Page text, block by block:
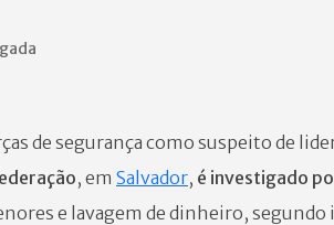
de segurança como suspeito de
, em Salvador, é investigado
e lavagem de dinheiro,